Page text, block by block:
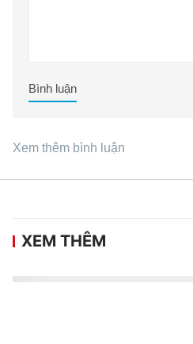
Bình luận
Xem thêm bình luận
XEM THÊM